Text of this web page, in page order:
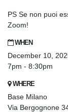
PS Se non puoi
Zoom!
WHEN
December 10,
7pm - 8:30pm
WHERE
Base Milano
Via Bergognone